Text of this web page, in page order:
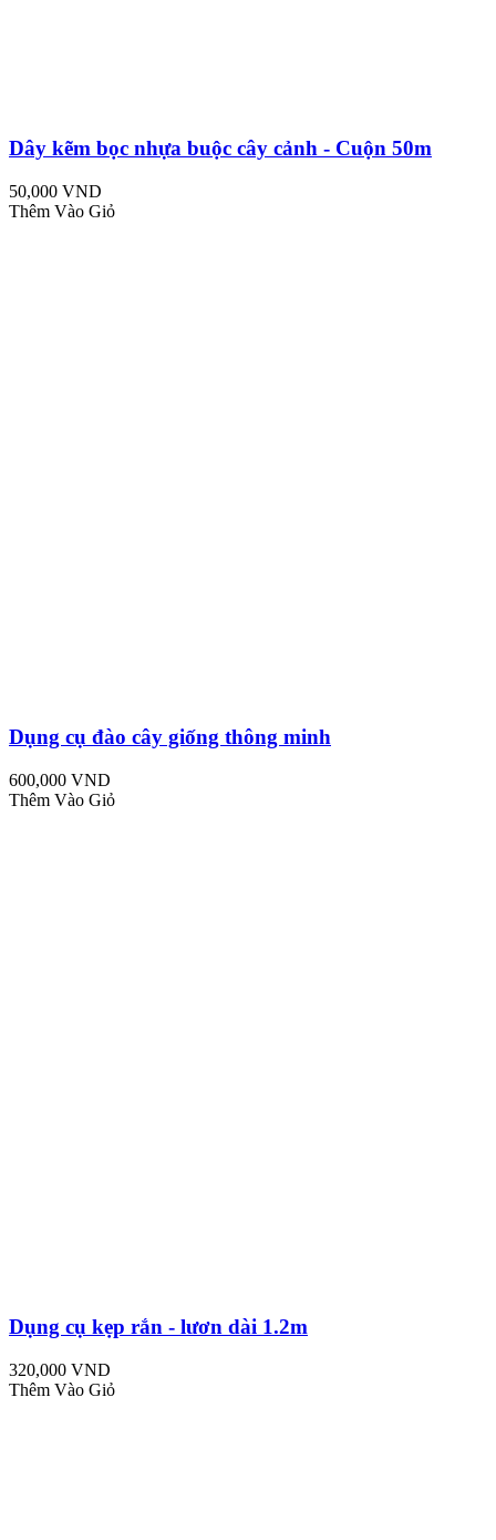
Dây kẽm bọc nhựa buộc cây cảnh - Cuộn 50m
50,000 VND
Thêm Vào Giỏ
Dụng cụ đào cây giống thông minh
600,000 VND
Thêm Vào Giỏ
Dụng cụ kẹp rắn - lươn dài 1.2m
320,000 VND
Thêm Vào Giỏ